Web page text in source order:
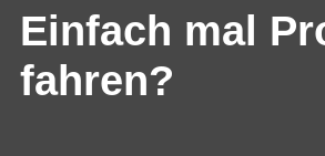
Einfach mal
fahren?